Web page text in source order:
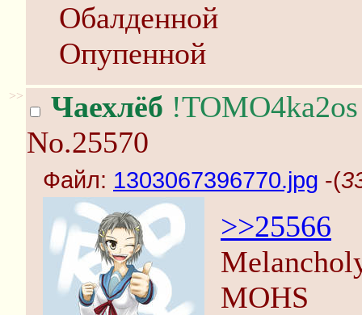
Обалденной
Опупенной
>> Чаехлёб !TOMO4ka2os
No.25570
Файл: 1303067396770.jpg -(
>>25566
MOHS